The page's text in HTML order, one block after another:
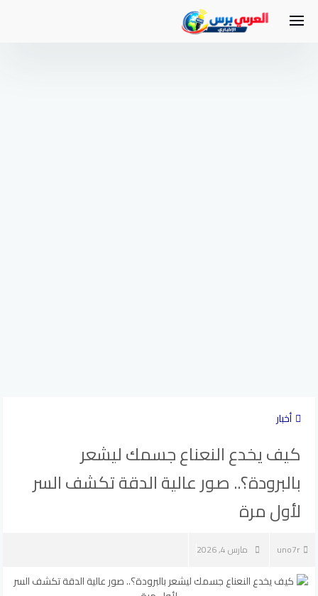
أخبار
كيف يخدع النعناع جسمك ليشعر
بالبرودة؟.. صور عالية الدقة تكشف السر
لأول مرة
uno7r مارس 4, 2026